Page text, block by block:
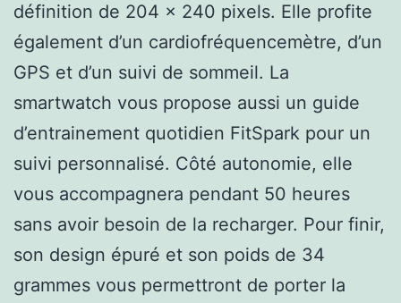
définition de 204 x 240 pixels. Elle profite
également d’un cardiofréquencemètre, d’un
GPS et d’un suivi de sommeil. La
smartwatch vous propose aussi un guide
d’entrainement quotidien FitSpark pour un
suivi personnalisé. Côté autonomie, elle
vous accompagnera pendant 50 heures
sans avoir besoin de la recharger. Pour finir,
son design épuré et son poids de 34
grammes vous permettront de porter la